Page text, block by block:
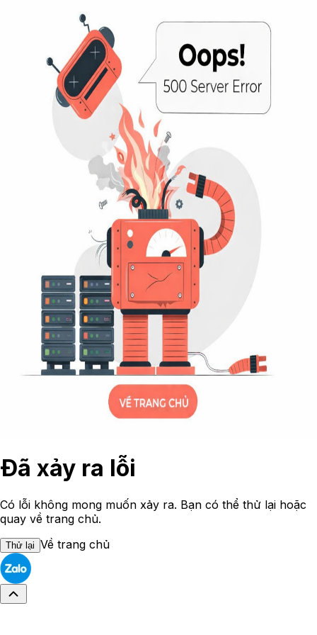
Đã xảy ra lỗi
Có lỗi không mong muốn xảy ra. Bạn có thể thử lại hoặc
quay về trang chủ.
Thử lại Về trang chủ